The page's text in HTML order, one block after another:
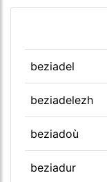
beziadel
beziadelezh
beziadoù
beziadur